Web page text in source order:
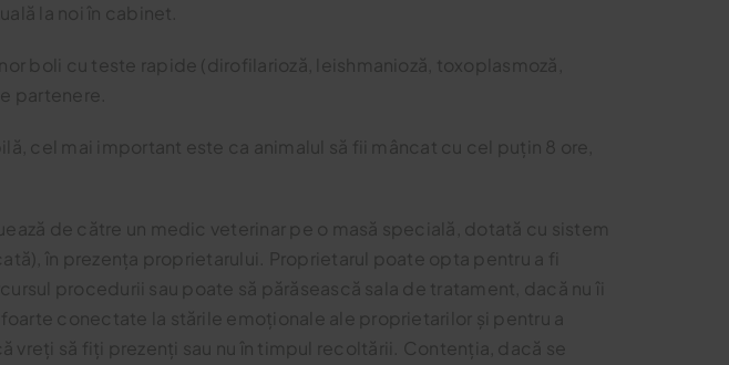
la noi în cabinet.
boli cu teste rapide (dirofilarioză, leishmanioză, toxoplasmoză,
partenere.
cel mai important este ca animalul să fii mâncat cu cel puțin 8 ore,
de către un medic veterinar pe o masă specială, dotată cu sistem
în prezența proprietarului. Proprietarul poate opta pentru a fi
procedurii sau poate să părăsească sala de tratament, dacă nu îi
conectate la stările emoționale ale proprietarilor și pentru a
vreți să fiți prezenți sau nu în timpul recoltării. Contenția, dacă se